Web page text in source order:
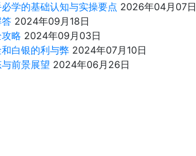
学的基础认知与实操要点 2026年04月07日
2024年09月18日
略 2024年09月03日
白银的利与弊 2024年07月10日
前景展望 2024年06月26日